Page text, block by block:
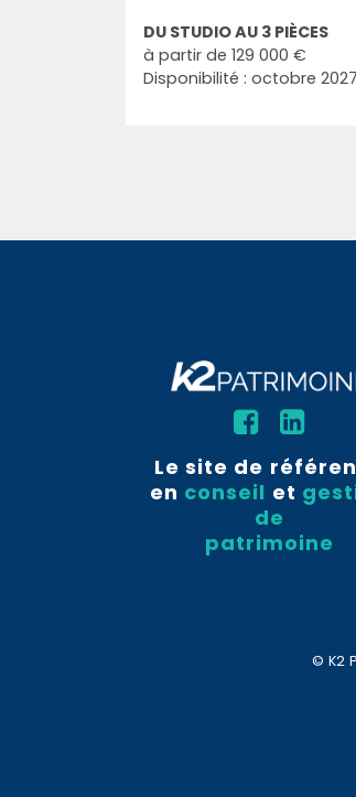
DU STUDIO AU 3 PIÈCES
à partir de 129 000 €
Disponibilité : octobre 2027
Le site de
en conseil et
de
patrimoine
© K2